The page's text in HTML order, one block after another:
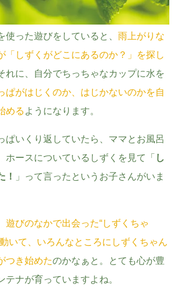
使った遊びをしていると、 雨上がりな
「しずくがどこにあるのか？」を探し
れに、自分でちっちゃなカップに水を
ぱがはじくのか、はじかないのかを自
める ようになります。
ぱいくり返していたら、ママとお風呂
ホースについているしずくを見て「 し
！
」って言ったというお子さんがいま
遊びのなかで出会った“しずくちゃ
いて、いろんなところにしずくちゃん
つき始めたのかなぁと。とても心が豊
テナが育っていますよね。
検索
ーン